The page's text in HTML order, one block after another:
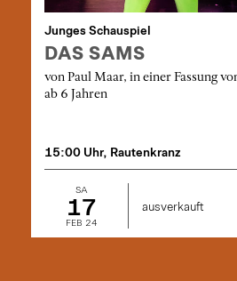
Junges Schauspiel
DAS SAMS
von Paul Maar, in einer Fassung
ab 6 Jahren
15:00 Uhr, Rautenkranz
SA
17
FEB 24
ausverkauft